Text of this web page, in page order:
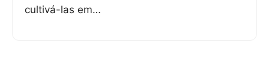
cultivá-las em…